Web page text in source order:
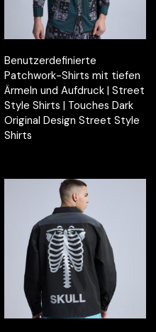
Benutzerdefinierte
Patchwork-Shirts mit tiefen
Ärmeln und Aufdruck | Street
Style Shirts | Touches Dark
Original Design Street Style
Shirts